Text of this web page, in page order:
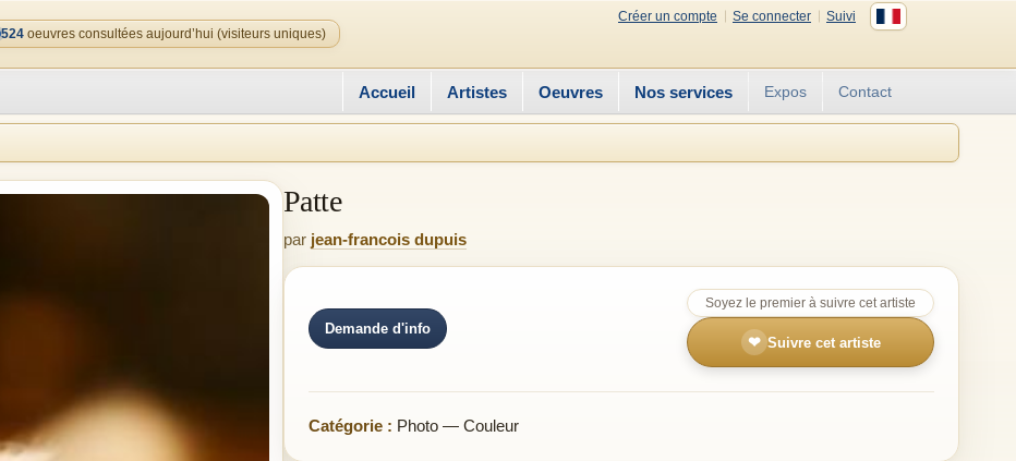
Créer un compte Se connecter
Suivi
524 oeuvres consultées aujourd’hui (visiteurs uniques)
Accueil Artistes Oeuvres Nos services Expos Contact
Patte
par jean-francois dupuis
Demande d'info
Soyez le premier à suivre cet artiste
❤ Suivre cet artiste
Catégorie : Photo — Couleur